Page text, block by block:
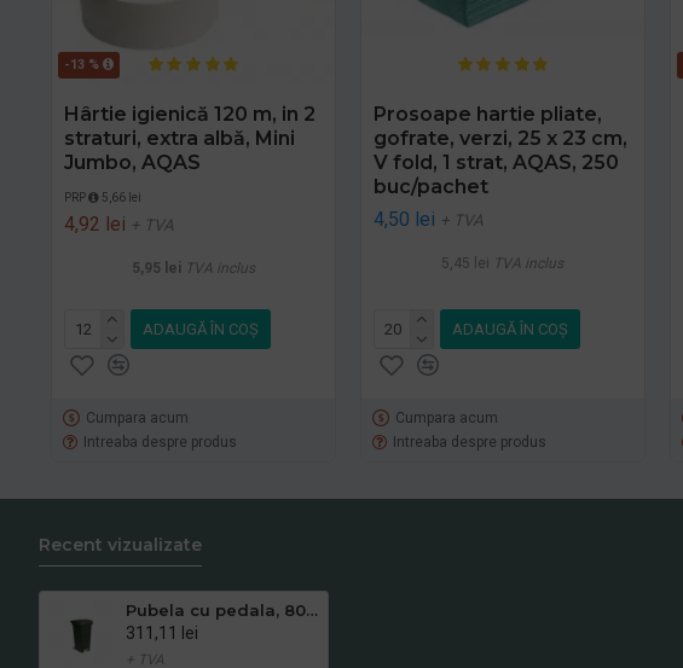
-13 %
Hârtie igienică 120 m, in 2
straturi, extra albă, Mini
Jumbo, AQAS
PRP 5,66 lei
4,92 lei + TVA
5,95 lei TVA inclus
ADAUGĂ ÎN COŞ
Cumpara acum
Intreaba despre produs
Prosoape hartie pliate,
gofrate, verzi, 25 x 23 cm,
V fold, 1 strat, AQAS, 250
buc/pachet
4,50 lei + TVA
5,45 lei TVA inclus
ADAUGĂ ÎN COŞ
Cumpara acum
Intreaba despre produs
Recent vizualizate
Pubela cu pedala, 80 litri, Big Verde - Transport Inclus
311,11 lei
+ TVA